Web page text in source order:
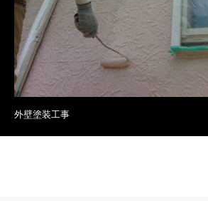
外壁塗装工事